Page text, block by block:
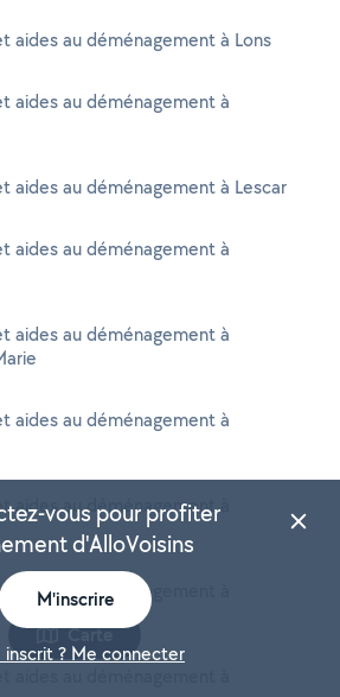
aides au déménagement à Lons
aides au déménagement à
aides au déménagement à Lescar
aides au déménagement à
aides au déménagement à
aides au déménagement à
aides au déménagement à
aides au déménagement à
Carte
vous pour profiter
d'AlloVoisins
M'inscrire
inscrit ? Me connecter